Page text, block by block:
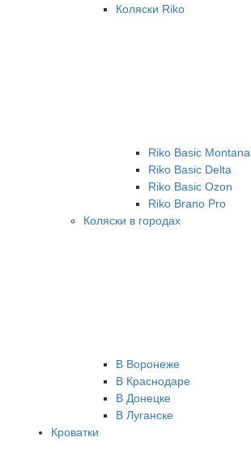
Коляски Riko
Riko Basic Montana
Riko Basic Delta
Riko Basic Ozon
Riko Brano Pro
Коляски в городах
В Воронеже
В Краснодаре
В Донецке
В Луганске
Кроватки